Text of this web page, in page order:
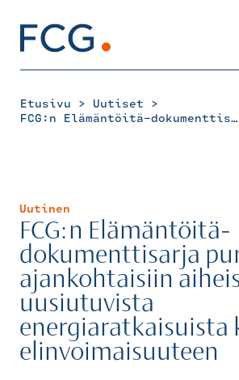
content
Etusivu > Uutiset >
FCG:n Elämäntöitä-dokumenttisarja pureutuu ajankohtaisiin aiheisiin uusiutuvista energiaratkaisuista kuntien elinvoimaisuuteen
Uutinen
FCG:n Elämäntöitä-
dokumenttisarja
ajankohtaisiin
uusiutuvista
energiaratkaisuista
elinvoimaisuuteen